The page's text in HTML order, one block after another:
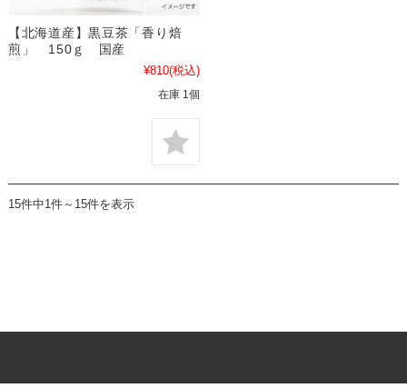
【北海道産】黒豆茶「香り焙
煎」 150ｇ 国産
¥810(税込)
在庫 1個
15件中1件～15件を表示